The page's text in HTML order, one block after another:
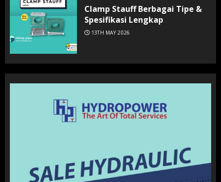
Clamp Stauff Berbagai Tipe &
Spesifikasi Lengkap
13TH MAY 2026